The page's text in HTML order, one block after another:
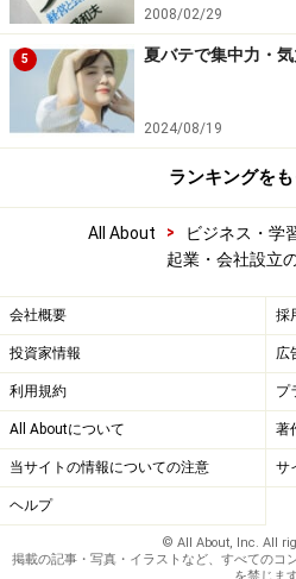
2008/02/29
5 夏バテで集中力・
2024/08/19
ランキングを
All About > ビジネス・学
起業・会社設立
会社概要 採
投資家情報 広
利用規約 プ
All Aboutについて 著
当サイトの情報についての注意 サ
ヘルプ
© All About, Inc. All
掲載の記事・写真・イラストなど、すべてのコ